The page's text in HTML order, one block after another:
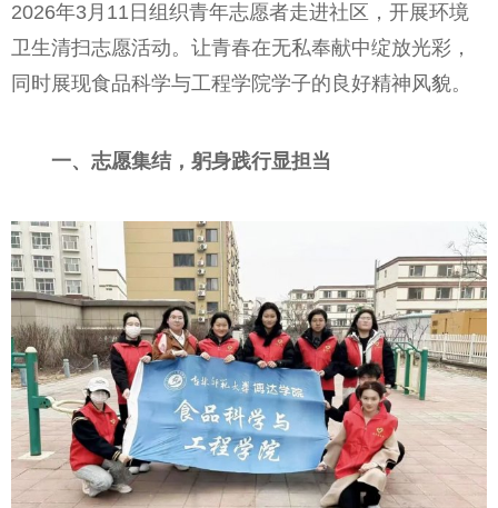
2026年3月11日组织青年志愿者走进社区，开展环境
卫生清扫志愿活动。让青春在无私奉献中绽放光彩，
同时展现食品科学与工程学院学子的良好精神风貌。
一、志愿集结，躬身践行显担当